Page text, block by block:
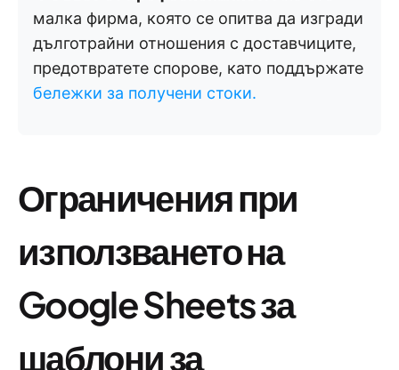
малка фирма, която се опитва да изгради
дълготрайни отношения с доставчиците,
предотвратете спорове, като поддържате
бележки за получени стоки.
Ограничения при
използването на
Google Sheets за
шаблони за